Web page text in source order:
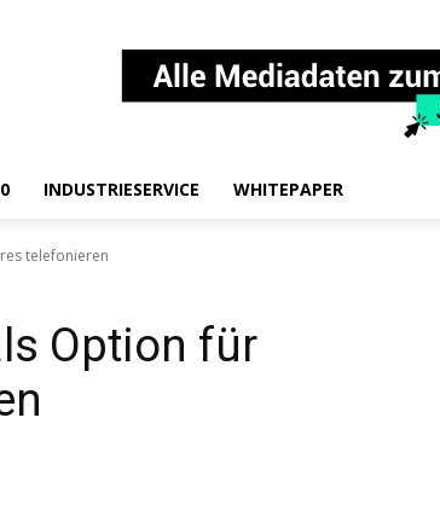
INDUSTRIESERVICE WHITEPAPER
telefonieren
Option für